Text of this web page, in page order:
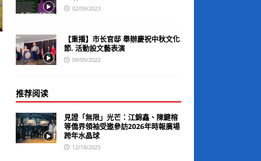
02/09/2023
【重播】市长官邸 舉辦慶祝中秋文化
節. 活動設文藝表演
09/09/2022
推荐阅读
見證「無限」光芒：江錦鑫、陳鍵榕
等僑界領袖受邀參訪2026年時報廣場
跨年水晶球
12/18/2025